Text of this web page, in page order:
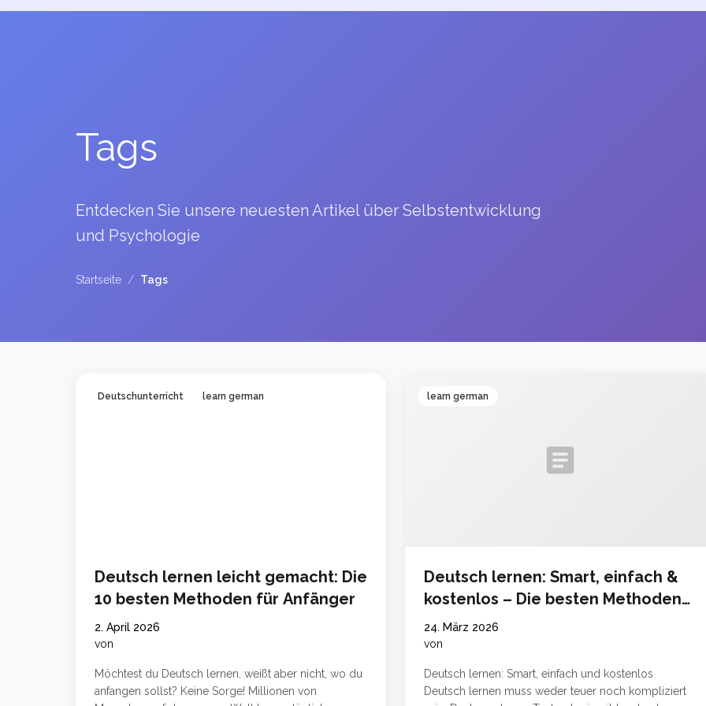
Tags
Entdecken Sie unsere neuesten Artikel über Selbstentwicklung
und Psychologie
Startseite / Tags
Deutschunterricht learn german
Deutsch lernen leicht gemacht: Die
10 besten Methoden für Anfänger
2. April 2026
von
Möchtest du Deutsch lernen, weißt aber nicht, wo du
anfangen sollst? Keine Sorge! Millionen von
article
learn german
Deutsch lernen: Smart, einfach &
kostenlos – Die besten Methoden
2024
24. März 2026
von
Deutsch lernen: Smart, einfach und kostenlos
Deutsch lernen muss weder teuer noch kompliziert